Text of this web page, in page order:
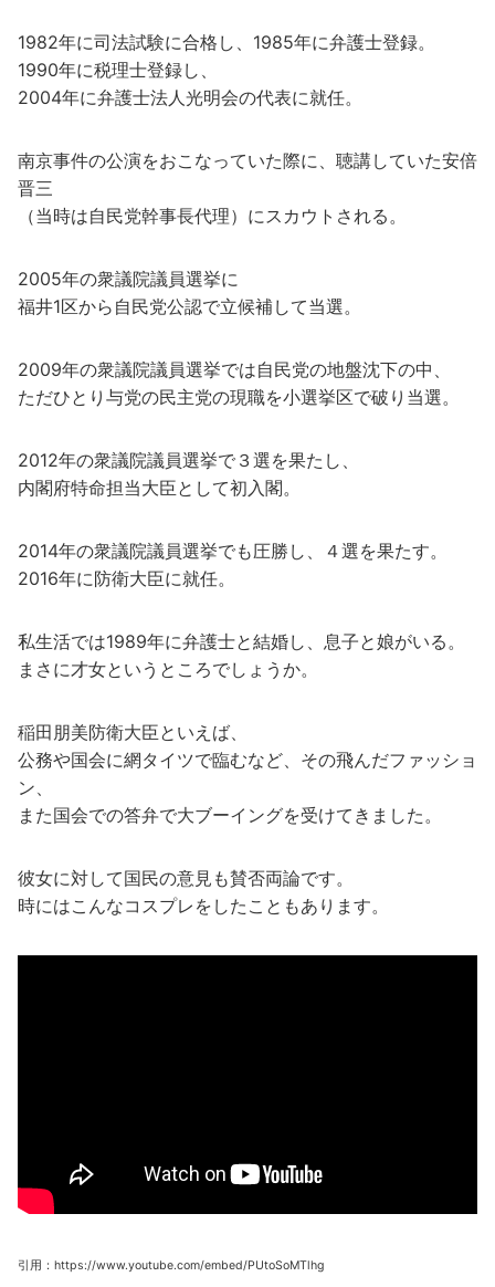
1982年に司法試験に合格し、1985年に弁護士登録。
1990年に税理士登録し、
2004年に弁護士法人光明会の代表に就任。
南京事件の公演をおこなっていた際に、聴講していた安倍
晋三
（当時は自民党幹事長代理）にスカウトされる。
2005年の衆議院議員選挙に
福井1区から自民党公認で立候補して当選。
2009年の衆議院議員選挙では自民党の地盤沈下の中、
ただひとり与党の民主党の現職を小選挙区で破り当選。
2012年の衆議院議員選挙で３選を果たし、
内閣府特命担当大臣として初入閣。
2014年の衆議院議員選挙でも圧勝し、４選を果たす。
2016年に防衛大臣に就任。
私生活では1989年に弁護士と結婚し、息子と娘がいる。
まさに才女というところでしょうか。
稲田朋美防衛大臣といえば、
公務や国会に網タイツで臨むなど、その飛んだファッショ
ン、
また国会での答弁で大ブーイングを受けてきました。
彼女に対して国民の意見も賛否両論です。
時にはこんなコスプレをしたこともあります。
引用：https://www.youtube.com/embed/PUtoSoMTlhg